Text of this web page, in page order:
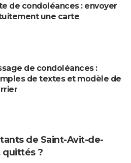
de condoléances : envoyer
une carte
de condoléances :
de textes et modèle de
de Saint-Avit-de-
quittés ?